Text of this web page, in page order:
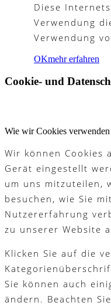
Diese
Verwendung
Verwendung
OKmehr erfahren
Cookie- und
Wie wir Cookies verwenden
Wir können Cookies
Gerät eingestellt
um uns mitzuteilen,
besuchen, wie Sie
Nutzererfahrung
zu unserer Website
Klicken Sie auf die
Sie können auch
ändern. Beachten